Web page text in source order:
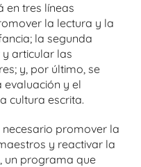
en tres líneas
la lectura y la
la segunda
articular las
y, por último, se
evaluación y el
cultura escrita.
promover la
y reactivar la
un programa que